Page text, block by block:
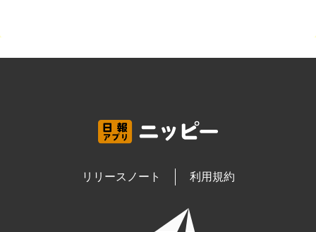
リリースノート 利用規約